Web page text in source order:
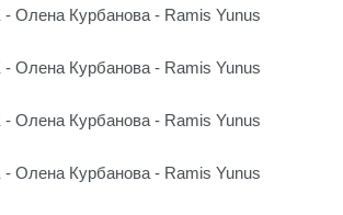
- Олена Курбанова - Ramis Yunus
- Олена Курбанова - Ramis Yunus
- Олена Курбанова - Ramis Yunus
- Олена Курбанова - Ramis Yunus